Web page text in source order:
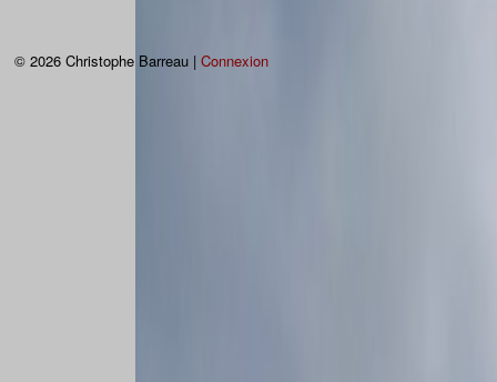
© 2026 Christophe Barreau | Connexion